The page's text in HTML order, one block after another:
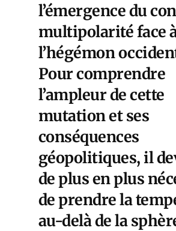
l’émergence du
multipolarité face
l’hégémon
Pour comprendre
l’ampleur de cette
mutation et ses
conséquences
géopolitiques, il
de plus en plus
de prendre la
au-delà de la